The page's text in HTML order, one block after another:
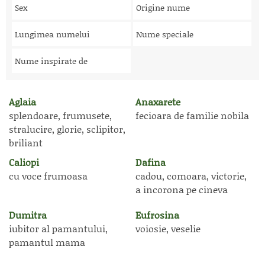
Sex Origine nume
Lungimea numelui Nume speciale
Nume inspirate de
Aglaia
splendoare, frumusete,
stralucire, glorie, sclipitor,
briliant
Anaxarete
fecioara de familie nobila
Caliopi
cu voce frumoasa
Dafina
cadou, comoara, victorie,
a incorona pe cineva
Dumitra
iubitor al pamantului,
pamantul mama
Eufrosina
voiosie, veselie